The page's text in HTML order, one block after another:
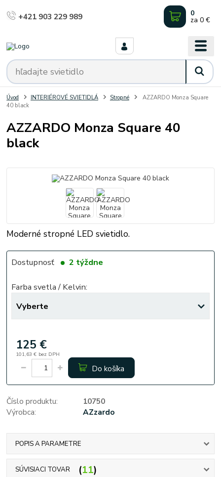
+421 903 229 989 0
za 0 €
Úvod INTERIÉROVÉ SVIETIDLÁ Stropné
AZZARDO Monza Square
40 black
AZZARDO Monza Square 40
black
Moderné stropné LED svietidlo.
Dostupnosť 2 týždne
Farba svetla / Kelvin:
125 €
101,63 € bez DPH
Do košíka
Číslo produktu:
10750
Výrobca:
AZzardo
POPIS A PARAMETRE
SÚVISIACI TOVAR 11